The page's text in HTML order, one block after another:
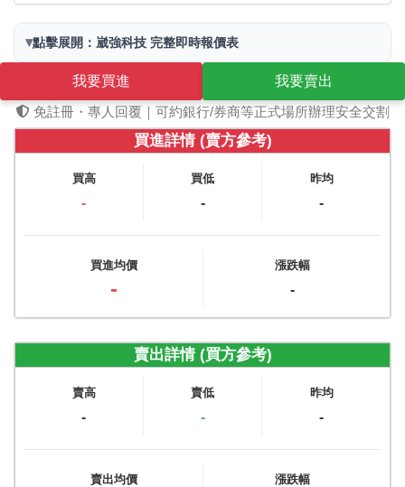
▾點擊展開：崴強科技 完整即時報價表
我要買進
我要賣出
免註冊・專人回覆｜可約銀行/券商等正式場所辦理安全交割
買進詳情 (賣方參考)
買高
-
買低
-
昨均
-
買進均價
-
漲跌幅
-
賣出詳情 (買方參考)
賣高
-
賣低
-
昨均
-
賣出均價 漲跌幅